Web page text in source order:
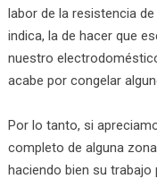
labor de la resistencia
indica, la de hacer que
nuestro
acabe por congelar
Por lo tanto, si
completo de alguna
haciendo bien su trabajo